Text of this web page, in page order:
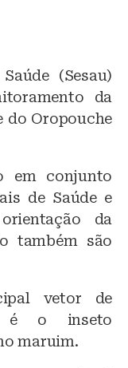
(Sesau)
da
do Oropouche
em conjunto
de Saúde e
da
também são
vetor de
é o inseto
maruim.